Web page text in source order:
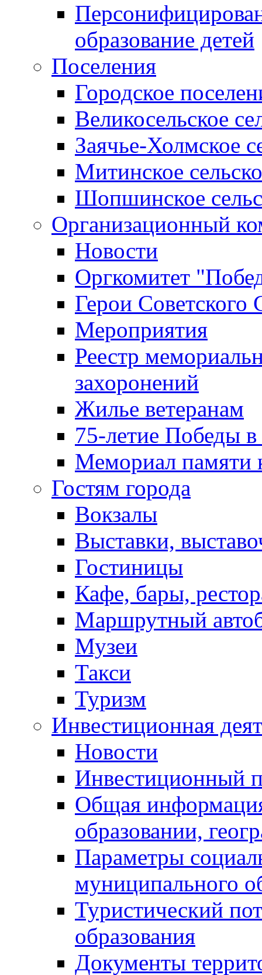
образование детей
Поселения
Городское
Великосельское
Заячье-Холмское
Митинское
Шопшинское
Организационный
Новости
Оргкомитет
Герои Советского
Мероприятия
Реестр
захоронений
Жилье ветеранам
75-летие Победы
Мемориал памяти
Гостям города
Вокзалы
Выставки,
Гостиницы
Кафе, бары,
Маршрутный
Музеи
Такси
Туризм
Инвестиционная
Новости
Инвестиционный
Общая
образовании,
Параметры
муниципального
Туристический
образования
Документы